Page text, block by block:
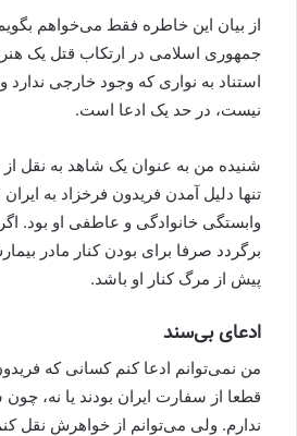
از بیان این خاطره فقط می‌خواهم
جمهوری اسلامی در ارتکاب قتل یک
استناد به نواری که وجود خارجی ندارد
نیست، در حد یک ادعا است.
شنیده من به عنوان یک شاهد به نقل
تنها دلیل آمدن فریدون فرخزاد به
وابستگی خانوادگی و عاطفی او بود.
برگردد صرفا برای بودن کنار مادر
پیش از مرگ کنار او باشد.
ادعای بی‌سند
من نمی‌توانم ادعا کنم کسانی که
قطعا از سفارت ایران بودند یا نه،
ندارم. ولی می‌توانم از خواهرش نقل